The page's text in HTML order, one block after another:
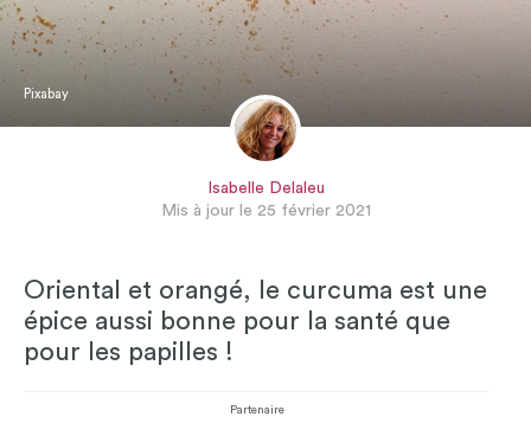
Pixabay
Isabelle Delaleu
Mis à jour le 25 février 2021
Oriental et orangé, le curcuma est une
épice aussi bonne pour la santé que
pour les papilles !
Partenaire